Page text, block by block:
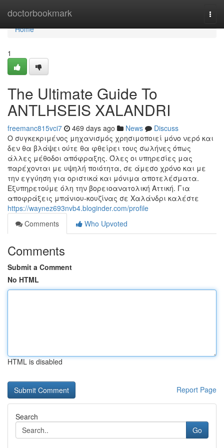
doctorbookmark
Home
Home
1
The Ultimate Guide To
ANTLHSEIS XALANDRI
freemanc815vci7 469 days ago News
Discuss
Ο συγκεκριμένος μηχανισμός χρησιμοποιεί μόνο νερό και
δεν θα βλάψει ούτε θα φθείρει τους σωλήνες όπως
άλλες μέθοδοι απόφραξης. Όλες οι υπηρεσίες μας
παρέχονται με υψηλή ποιότητα, σε άμεσο χρόνο και με
την εγγύηση για οριστικά και μόνιμα αποτελέσματα.
Εξυπηρετούμε όλη την βορειοανατολική Αττική. Για
αποφράξεις μπάνιου-κουζίνας σε Χαλάνδρι καλέστε
https://waynez693nvb4.bloginder.com/profile
Comments
Who Upvoted
Comments
Submit a Comment
No HTML
HTML is disabled
Report Page
Search
Go